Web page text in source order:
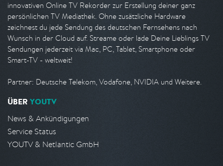
innovativen Online TV Rekorder zur Erstellung deiner ganz
persönlichen TV Mediathek. Ohne zusätzliche Hardware
zeichnest du jede Sendung des deutschen Fernsehens nach
Wunsch in der Cloud auf. Streame oder lade Deine Lieblings TV
Sendungen jederzeit via Mac, PC, Tablet, Smartphone oder
Smart-TV - weltweit!
Partner: Deutsche Telekom, Vodafone, NVIDIA und Weitere.
ÜBER YOUTV
News & Ankündigungen
Service Status
YOUTV & Netlantic GmbH